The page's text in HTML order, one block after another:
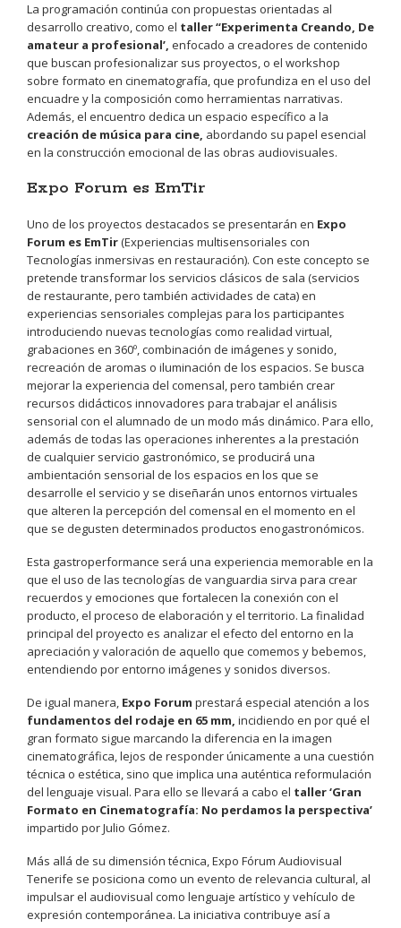
La programación continúa con propuestas orientadas al
desarrollo creativo, como el taller “Experimenta Creando, De
amateur a profesional’, enfocado a creadores de contenido
que buscan profesionalizar sus proyectos, o el workshop
sobre formato en cinematografía, que profundiza en el uso del
encuadre y la composición como herramientas narrativas.
Además, el encuentro dedica un espacio específico a la
creación de música para cine, abordando su papel esencial
en la construcción emocional de las obras audiovisuales.
Expo Forum es EmTir
Uno de los proyectos destacados se presentarán en Expo
Forum es EmTir(Experiencias multisensoriales con
Tecnologías inmersivas en restauración). Con este concepto se
pretende transformar los servicios clásicos de sala (servicios
de restaurante, pero también actividades de cata) en
experiencias sensoriales complejas para los participantes
introduciendo nuevas tecnologías como realidad virtual,
grabaciones en 360º, combinación de imágenes y sonido,
recreación de aromas o iluminación de los espacios. Se busca
mejorar la experiencia del comensal, pero también crear
recursos didácticos innovadores para trabajar el análisis
sensorial con el alumnado de un modo más dinámico. Para ello,
además de todas las operaciones inherentes a la prestación
de cualquier servicio gastronómico, se producirá una
ambientación sensorial de los espacios en los que se
desarrolle el servicio y se diseñarán unos entornos virtuales
que alteren la percepción del comensal en el momento en el
que se degusten determinados productos enogastronómicos.
Esta gastroperformance será una experiencia memorable en la
que el uso de las tecnologías de vanguardia sirva para crear
recuerdos y emociones que fortalecen la conexión con el
producto, el proceso de elaboración y el territorio. La finalidad
principal del proyecto es analizar el efecto del entorno en la
apreciación y valoración de aquello que comemos y bebemos,
entendiendo por entorno imágenes y sonidos diversos.
De igual manera, Expo Forum prestará especial atención a los
fundamentos del rodaje en 65 mm, incidiendo en por qué el
gran formato sigue marcando la diferencia en la imagen
cinematográfica, lejos de responder únicamente a una cuestión
técnica o estética, sino que implica una auténtica reformulación
del lenguaje visual. Para ello se llevará a cabo el taller ‘Gran
Formato en Cinematografía: No perdamos la perspectiva’
impartido por Julio Gómez.
Más allá de su dimensión técnica, Expo Fórum Audiovisual
Tenerife se posiciona como un evento de relevancia cultural, al
impulsar el audiovisual como lenguaje artístico y vehículo de
expresión contemporánea. La iniciativa contribuye así a